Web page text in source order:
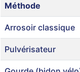
Méthode
Arrosoir classique
Pulvérisateur